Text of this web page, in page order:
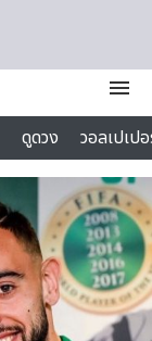
menu
ดูดวง
วอลเปเป